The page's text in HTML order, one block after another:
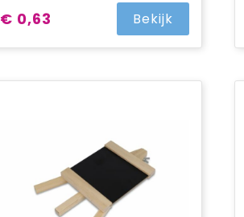
€ 0,63 Bekijk